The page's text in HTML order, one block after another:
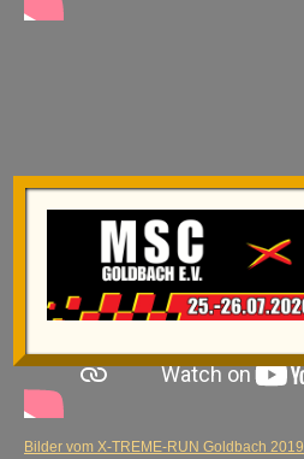
Bilder vom X-TREME-RUN Goldbach 2019